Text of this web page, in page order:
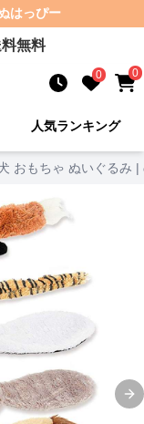
はっぴー
無料
0 0
人気ランキング
おもちゃ ぬいぐるみ